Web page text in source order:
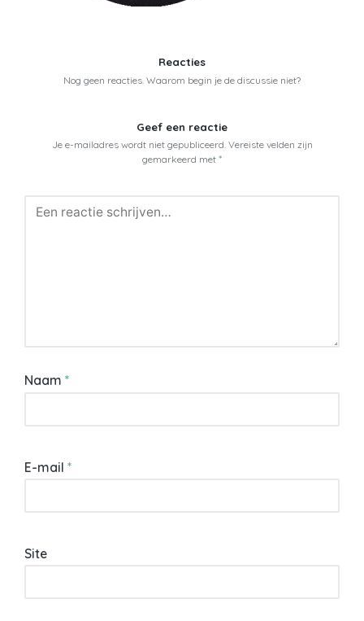
Reacties
Nog geen reacties. Waarom begin je de discussie niet?
Geef een reactie
Je e-mailadres wordt niet gepubliceerd. Vereiste velden zijn
gemarkeerd met *
Naam *
E-mail *
Site